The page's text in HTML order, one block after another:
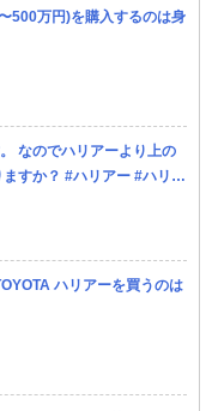
500万円)を購入するのは身
なのでハリアーより上の
すか？ #ハリアー #ハリア
ハリアーを買うのは